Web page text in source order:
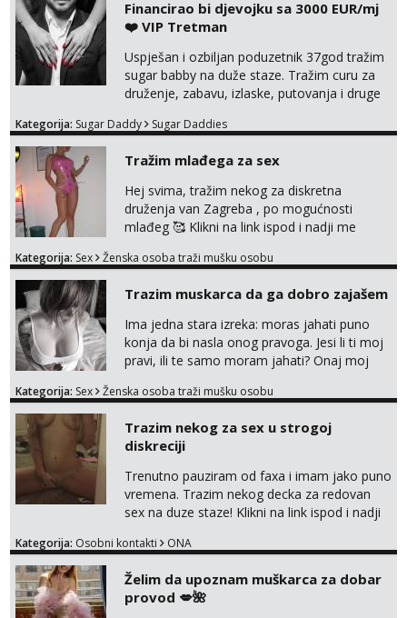
Financirao bi djevojku sa 3000 EUR/mj
❤️ VIP Tretman
Uspješan i ozbiljan poduzetnik 37god tražim
sugar babby na duže staze. Tražim curu za
druženje, zabavu, izlaske, putovanja i druge
otvorena, komunikativna, zgodna i atraktivna
markodalic37@gmail.com
Kategorija: Sugar Daddy Sugar Daddies
Tražim mlađega za sex
Hej svima, tražim nekog za diskretna
druženja van Zagreba , po mogućnosti
mlađeg 🥰 Klikni na link ispod i nadji me
Kategorija: Sex Ženska osoba traži mušku osobu
Trazim muskarca da ga dobro zajašem
Ima jedna stara izreka: moras jahati puno
konja da bi nasla onog pravoga. Jesi li ti moj
pravi, ili te samo moram jahati? Onaj moj
na sexdater link i javi mi se tamo....
Kategorija: Sex Ženska osoba traži mušku osobu
Trazim nekog za sex u strogoj
diskreciji
Trenutno pauziram od faxa i imam jako puno
vremena. Trazim nekog decka za redovan
sex na duze staze! Klikni na link ispod i nadji
Kategorija: Osobni kontakti ONA
Želim da upoznam muškarca za dobar
provod 💋🌺